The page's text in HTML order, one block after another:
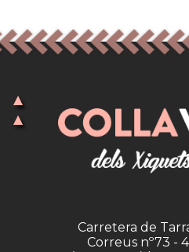
Carretera de
Correus nº73 -